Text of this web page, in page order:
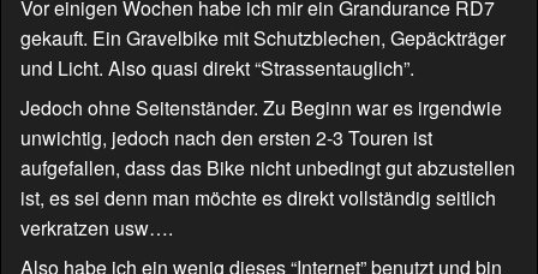
Vor einigen Wochen habe ich mir ein Grandurance RD7
gekauft. Ein Gravelbike mit Schutzblechen, Gepäckträger
und Licht. Also quasi direkt “Strassentauglich”.
Jedoch ohne Seitenständer. Zu Beginn war es irgendwie
unwichtig, jedoch nach den ersten 2-3 Touren ist
aufgefallen, dass das Bike nicht unbedingt gut abzustellen
ist, es sei denn man möchte es direkt vollständig seitlich
verkratzen usw….
Also habe ich ein wenig dieses “Internet” benutzt und bin